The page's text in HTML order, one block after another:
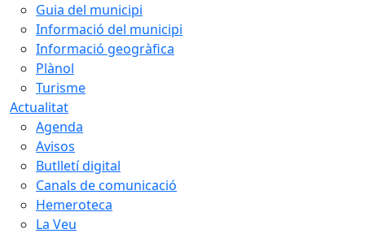
Guia del municipi
Informació del municipi
Informació geogràfica
Plànol
Turisme
Actualitat
Agenda
Avisos
Butlletí digital
Canals de comunicació
Hemeroteca
La Veu